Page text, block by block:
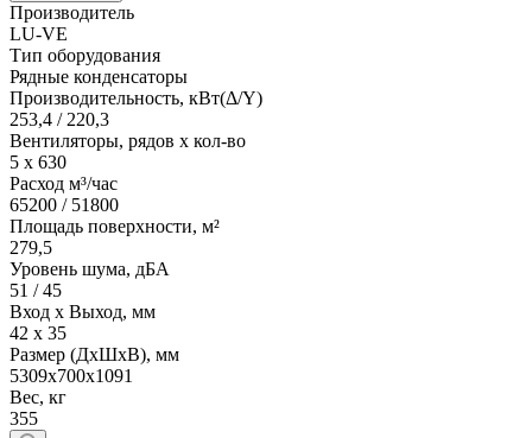
Производитель
LU-VE
Тип оборудования
Рядные конденсаторы
Производительность, кВт(Δ/Y)
253,4 / 220,3
Вентиляторы, рядов х кол-во
5 х 630
Расход м³/час
65200 / 51800
Площадь поверхности, м²
279,5
Уровень шума, дБА
51 / 45
Вход х Выход, мм
42 х 35
Размер (ДхШхВ), мм
5309х700х1091
Вес, кг
355